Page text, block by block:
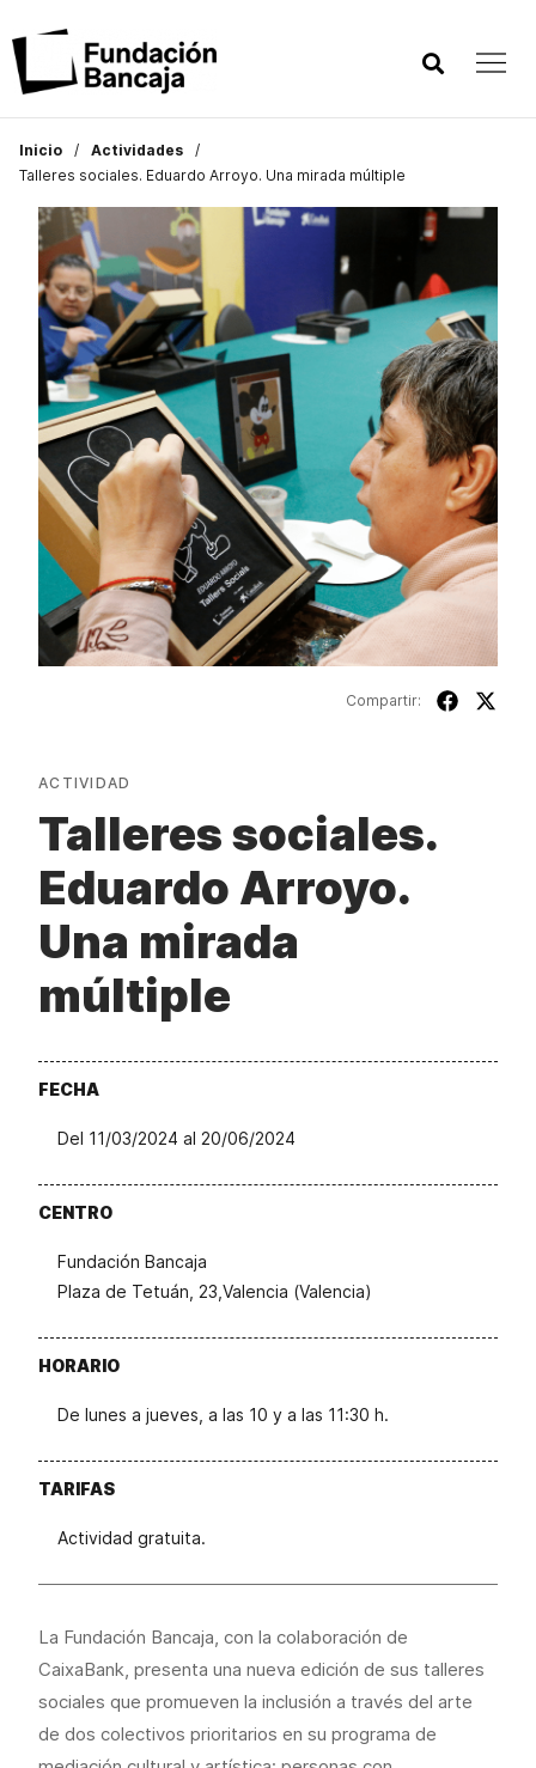
Inicio
Actividades
Talleres sociales. Eduardo Arroyo. Una mirada múltiple
Compartir:
ACTIVIDAD
Talleres sociales.
Eduardo Arroyo.
Una mirada
múltiple
FECHA
Del 11/03/2024 al 20/06/2024
CENTRO
Fundación Bancaja
Plaza de Tetuán, 23,Valencia (Valencia)
HORARIO
De lunes a jueves, a las 10 y a las 11:30 h.
TARIFAS
Actividad gratuita.
La Fundación Bancaja, con la colaboración de
CaixaBank, presenta una nueva edición de sus talleres
sociales que promueven la inclusión a través del arte
de dos colectivos prioritarios en su programa de